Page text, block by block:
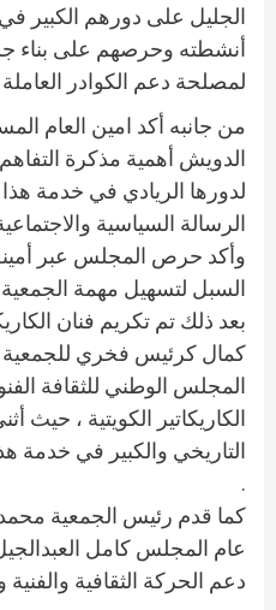
الجليل على دورهم الكبير
أنشطته وحرصهم على بناء
لمصلحة دعم الكوادر
من جانبه أكد امين العام
الدويش أهمية مذكرة التفاهم
لدورها الريادي في خدمة
الرسالة السياسية
وأكد حرص المجلس عبر
السبل لتسهيل مهمة
بعد ذلك تم تكريم فنان
كمال كرئيس فخري
المجلس الوطني للثقافة
الكاريكاتير الكويتية ، حيث
التاريخي والكبير في خدمة
.
كما قدم رئيس الجمعية محمد
عام المجلس كامل
دعم الحركة الثقافية